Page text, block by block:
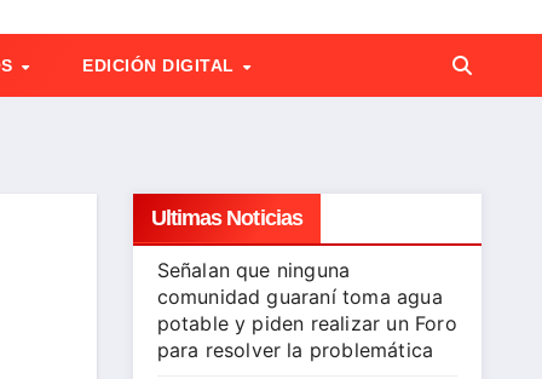
EDICIÓN DIGITAL
Ultimas Noticias
Señalan que ninguna
comunidad guaraní toma agua
potable y piden realizar un Foro
para resolver la problemática